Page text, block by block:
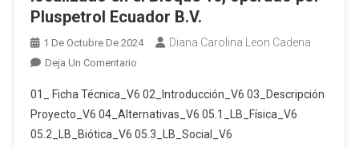
CONCESIONES
PORVENIR
50000879),
PORVENIR
2
Pluspetrol Ecuador B.V.
1 De Octubre De 2024 Diana Carolina Leon Cadena
Deja Un ComentarioEn
De
Impacto
Ambiental
01_ Ficha Técnica_V6 02_Introducción_V6 03_Descripción
Proyecto_V6 04_Alternativas_V6 05.1_LB_Física_V6
05.2_LB_Biótica_V6 05.3_LB_Social_V6